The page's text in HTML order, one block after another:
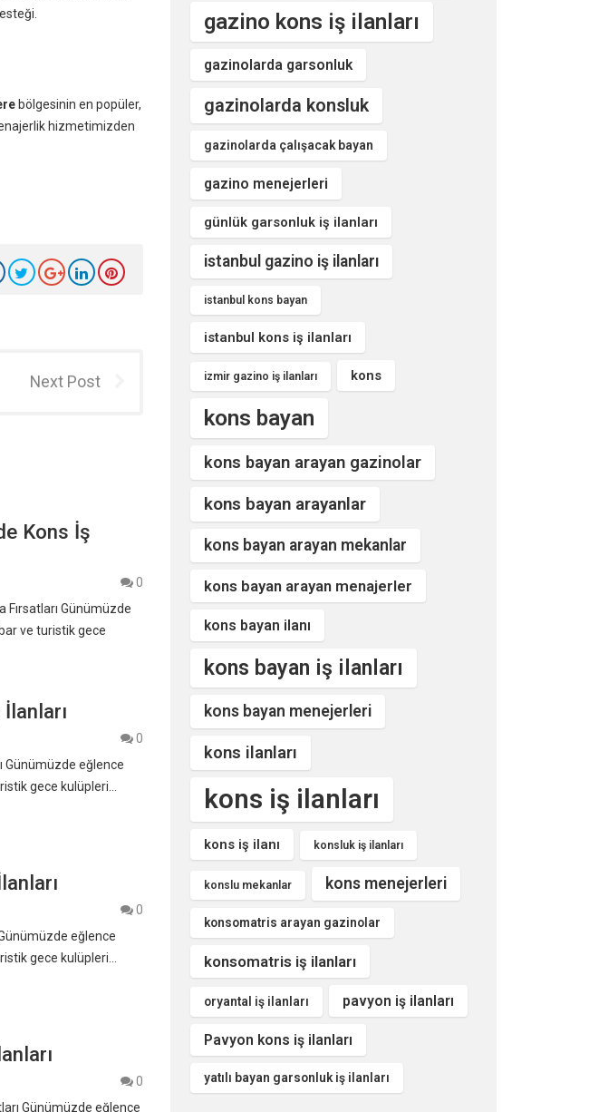
bölgesinin en popüler,
hizmetimizden
Next Post
Kons İş
0
Günümüzde
ve turistik gece
0
Günümüzde eğlence
gece kulüpleri…
0
eğlence
gece kulüpleri…
0
Günümüzde eğlence
gazino kons iş ilanları
gazinolarda garsonluk
gazinolarda konsluk
gazinolarda çalışacak bayan
gazino menejerleri
günlük garsonluk iş ilanları
istanbul gazino iş ilanları
istanbul kons bayan
istanbul kons iş ilanları
izmir gazino iş ilanları kons
kons bayan
kons bayan arayan gazinolar
kons bayan arayanlar
kons bayan arayan mekanlar
kons bayan arayan menajerler
kons bayan ilanı
kons bayan iş ilanları
kons bayan menejerleri
kons ilanları
kons iş ilanları
kons iş ilanı konsluk iş ilanları
konslu mekanlar kons menejerleri
konsomatris arayan gazinolar
konsomatris iş ilanları
oryantal iş ilanları pavyon iş ilanları
Pavyon kons iş ilanları
yatılı bayan garsonluk iş ilanları